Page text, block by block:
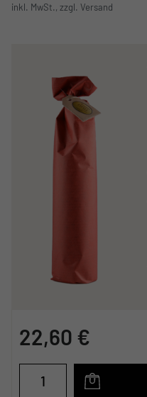
inkl. MwSt., zzgl. Versand
22,60 €